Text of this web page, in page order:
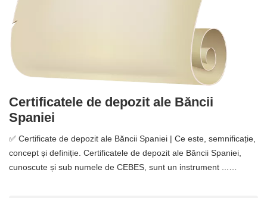
Certificatele de depozit ale Băncii
Spaniei
✅ Certificate de depozit ale Băncii Spaniei | Ce este, semnificație,
concept și definiție. Certificatele de depozit ale Băncii Spaniei,
cunoscute și sub numele de CEBES, sunt un instrument ...…